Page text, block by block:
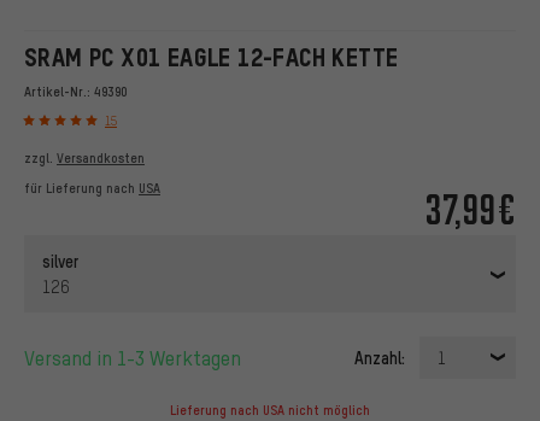
SRAM PC X01 EAGLE 12-FACH KETTE
Artikel-Nr.: 49390
15
37,99€
zzgl. Versandkosten
für Lieferung nach USA
silver
126
Versand in 1-3 Werktagen Anzahl: 1
Lieferung nach USA nicht möglich